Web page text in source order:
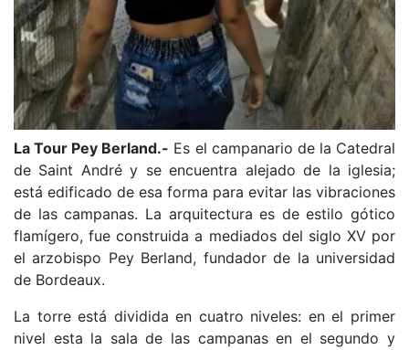
La Tour Pey Berland.- Es el campanario de la Catedral
de Saint André y se encuentra alejado de la iglesia;
está edificado de esa forma para evitar las vibraciones
de las campanas. La arquitectura es de estilo gótico
flamígero, fue construida a mediados del siglo XV por
el arzobispo Pey Berland, fundador de la universidad
de Bordeaux.
La torre está dividida en cuatro niveles: en el primer
nivel esta la sala de las campanas en el segundo y